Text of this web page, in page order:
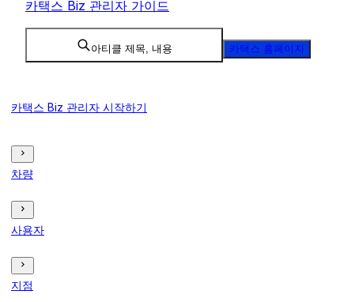
카택스 Biz 관리자 가이드
아티클 제목, 내용 카택스 홈페이지
카택스 Biz 관리자 시작하기
차량
사용자
지점